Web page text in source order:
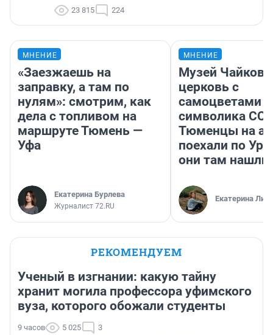
23 815 224
МНЕНИЕ
«Заезжаешь на
заправку, а там по
нулям»: смотрим, как
дела с топливом на
маршруте Тюмень —
Уфа
Екатерина Бурлева
Журналист 72.RU
МНЕНИЕ
Музей
церковь с
самоцветами
символика
Тюменцы на
поехали по
они там нашли
Екатерина
РЕКОМЕНДУЕМ
Ученый в изгнании: какую тайну
хранит могила профессора уфимского
вуза, которого обожали студенты
9 часов 5 025 3